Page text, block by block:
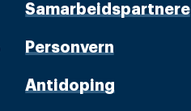
Samarbeidspartnere
Personvern
Antidoping